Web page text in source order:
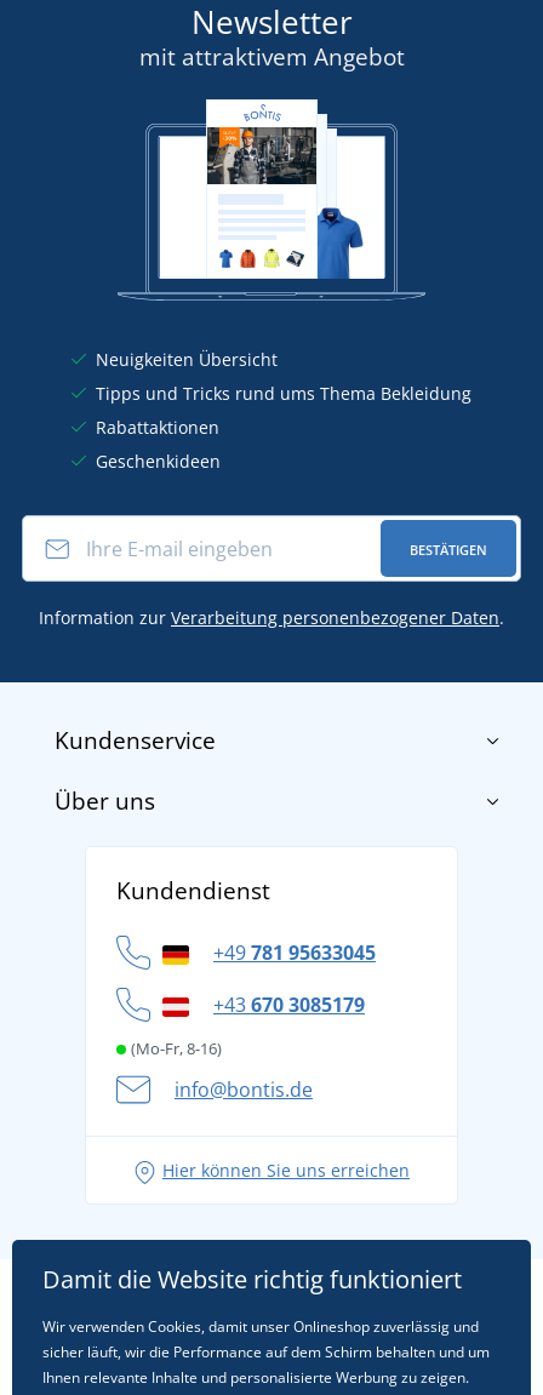
Newsletter
mit attraktivem Angebot
Neuigkeiten Übersicht
Tipps und Tricks rund ums Thema Bekleidung
Rabattaktionen
Geschenkideen
BESTÄTIGEN
Information zur Verarbeitung personenbezogener Daten.
Kundenservice
Impressum
Versand und Zahlung
Datenschutz
Cookie-Richtlinie
Über uns
Für Unternehmen und Organisationen
Kundendienst
+49781 95633045
+43670 3085179
(Mo-Fr, 8-16)
info@bontis.de
Hier können Sie uns erreichen
Damit die Website richtig funktioniert
Wir verwenden Cookies, damit unser Onlineshop zuverlässig und
sicher läuft, wir die Performance auf dem Schirm behalten und um
Ihnen relevante Inhalte und personalisierte Werbung zu zeigen.